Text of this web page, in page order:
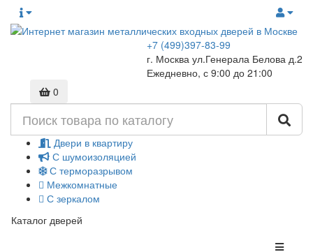
+7 (499)397-83-99
г. Москва ул.Генерала Белова д.2
Ежедневно, с 9:00 до 21:00
0
Двери в квартиру
С шумоизоляцией
С терморазрывом
Межкомнатные
С зеркалом
Каталог дверей